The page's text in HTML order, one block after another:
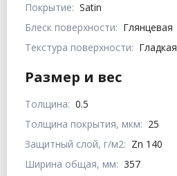
Покрытие: Satin
Блеск поверхности: Глянцевая
Текстура поверхности: Гладкая
Размер и вес
Толщина: 0.5
Толщина покрытия, мкм: 25
Защитный слой, г/м2: Zn 140
Ширина общая, мм: 357